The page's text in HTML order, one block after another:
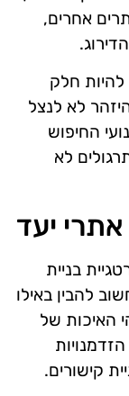
אחרים,
להיות חלק
לא לנצל
החיפוש
לא
יעד
בניית
להבין באילו
האיכות של
קישורים.